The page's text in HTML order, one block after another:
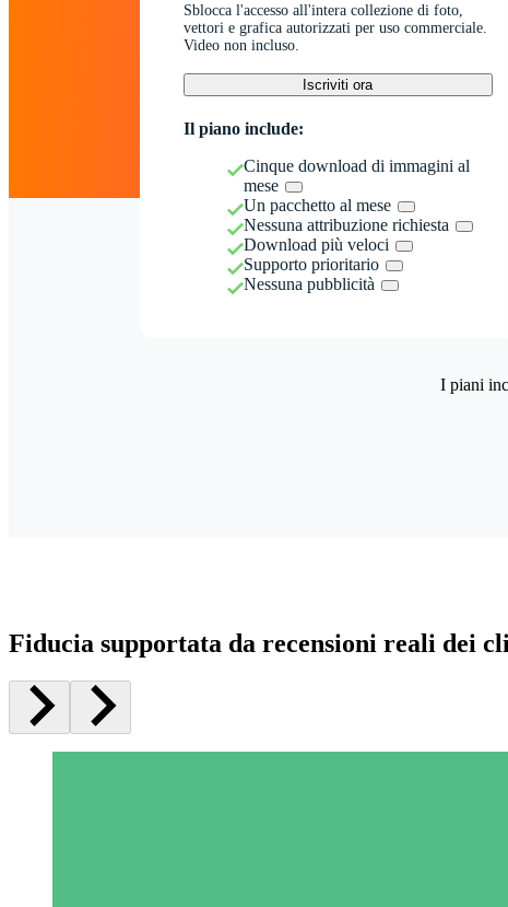
Sblocca l'accesso all'intera collezione di foto,
vettori e grafica autorizzati per uso commerciale.
Video non incluso.
Iscriviti ora
Il piano include:
Cinque download di immagini al
mese
Un pacchetto al mese
Nessuna attribuzione richiesta
Download più veloci
Supporto prioritario
Nessuna pubblicità
I piani
Fiducia supportata da recensioni reali dei